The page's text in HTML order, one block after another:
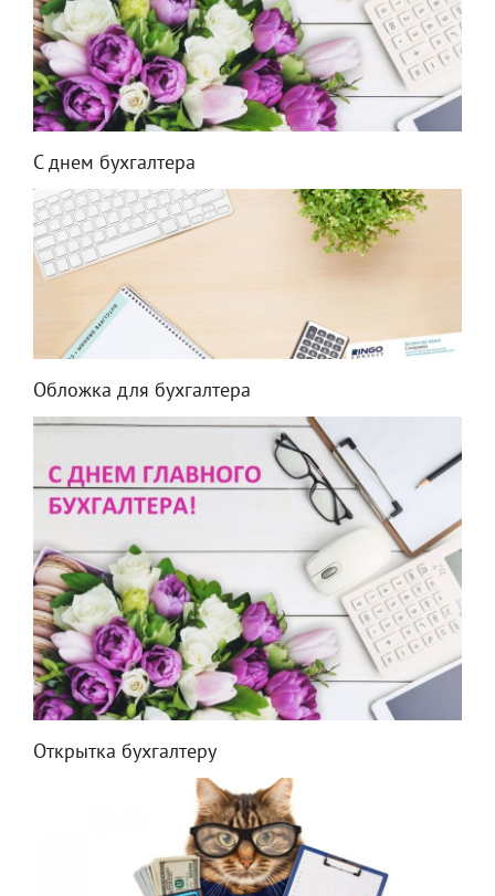
С днем бухгалтера
Обложка для бухгалтера
Открытка бухгалтеру